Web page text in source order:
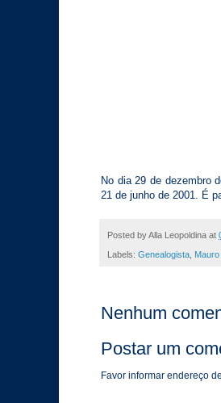
No dia 29 de dezembro
21 de junho de 2001. É
Posted byAlla Leopoldina at
Labels: Genealogista
Nenhum
Postar um
Favor informar endereço